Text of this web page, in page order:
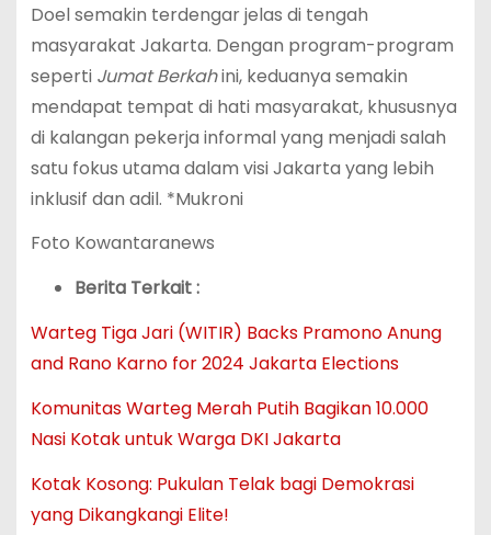
Doel semakin terdengar jelas di tengah
masyarakat Jakarta. Dengan program-program
seperti Jumat Berkahini, keduanya semakin
mendapat tempat di hati masyarakat, khususnya
di kalangan pekerja informal yang menjadi salah
satu fokus utama dalam visi Jakarta yang lebih
inklusif dan adil. *Mukroni
Foto Kowantaranews
Berita Terkait :
Warteg Tiga Jari (WITIR) Backs Pramono Anung
and Rano Karno for 2024 Jakarta Elections
Komunitas Warteg Merah Putih Bagikan 10.000
Nasi Kotak untuk Warga DKI Jakarta
Kotak Kosong: Pukulan Telak bagi Demokrasi
yang Dikangkangi Elite!